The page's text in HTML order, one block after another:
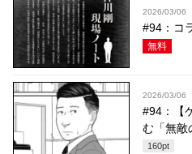
2026/03/06
#94：コ
無料
2026/03/06
#94：【
む「無
160pt